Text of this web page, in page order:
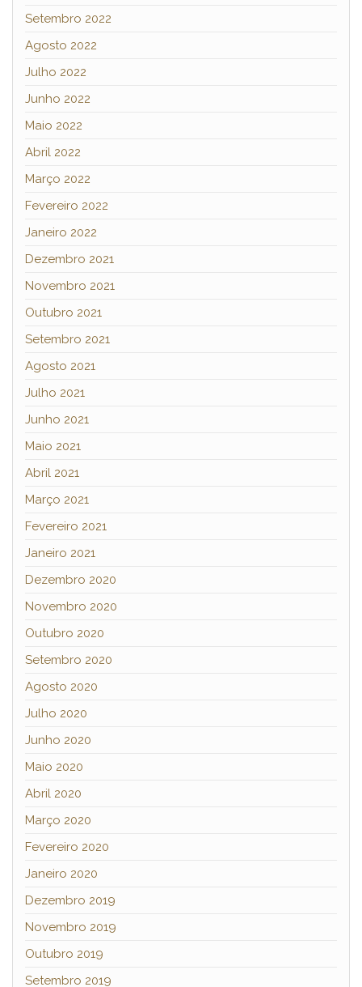
Setembro 2022
Agosto 2022
Julho 2022
Junho 2022
Maio 2022
Abril 2022
Março 2022
Fevereiro 2022
Janeiro 2022
Dezembro 2021
Novembro 2021
Outubro 2021
Setembro 2021
Agosto 2021
Julho 2021
Junho 2021
Maio 2021
Abril 2021
Março 2021
Fevereiro 2021
Janeiro 2021
Dezembro 2020
Novembro 2020
Outubro 2020
Setembro 2020
Agosto 2020
Julho 2020
Junho 2020
Maio 2020
Abril 2020
Março 2020
Fevereiro 2020
Janeiro 2020
Dezembro 2019
Novembro 2019
Outubro 2019
Setembro 2019